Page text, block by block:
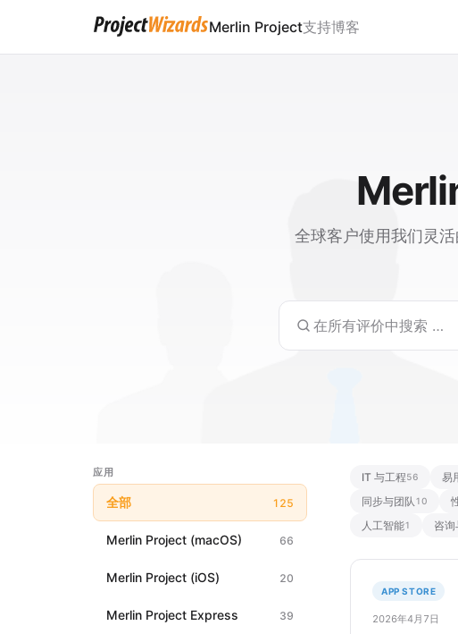
Merlin Project支持博客
全球客户使用我们灵
应用
全部 125
Merlin Project (macOS) 66
Merlin Project (iOS) 20
Merlin Project Express 39
IT 与工程56 易
同步与团队10
人工智能1 咨询
APP STORE
2026年4月7日